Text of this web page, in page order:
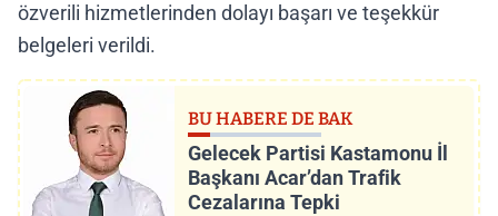
özverili hizmetlerinden dolayı başarı ve teşekkür
belgeleri verildi.
BU HABERE DE BAK
Gelecek Partisi Kastamonu İl
Başkanı Acar’dan Trafik
Cezalarına Tepki